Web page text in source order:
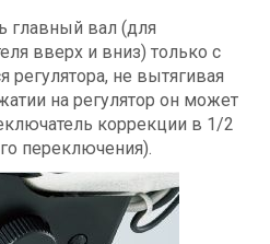
главный вал (для
вверх и вниз) только с
не вытягивая
на регулятор он может
коррекции в 1/2
переключения).